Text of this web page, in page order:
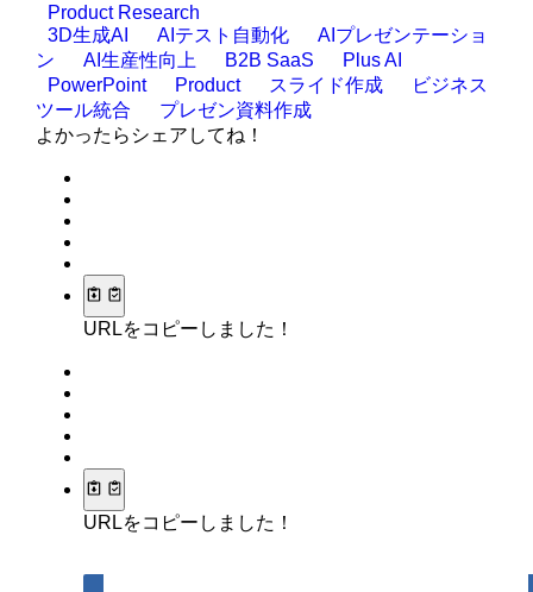
Product Research
3D生成AI
AIテスト自動化
AIプレゼンテーショ
ン
AI生産性向上 B2B SaaS
Plus AI
PowerPoint
Product スライド作成
ビジネス
ツール統合
プレゼン資料作成
よかったらシェアしてね！
URLをコピーしました！
URLをコピーしました！